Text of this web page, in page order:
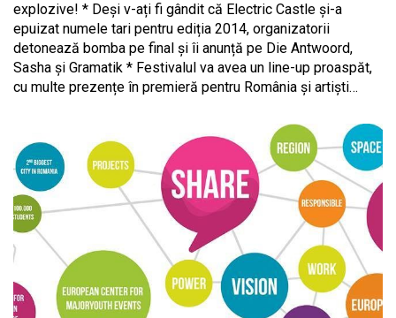
explozive! * Deși v-ați fi gândit că Electric Castle și-a
epuizat numele tari pentru ediția 2014, organizatorii
detonează bomba pe final și îi anunță pe Die Antwoord,
Sasha și Gramatik * Festivalul va avea un line-up proaspăt,
cu multe prezențe în premieră pentru România și artiști…